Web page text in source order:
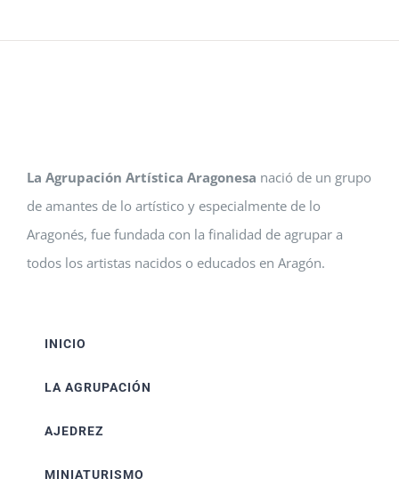
La Agrupación Artística Aragonesa nació de un grupo
de amantes de lo artístico y especialmente de lo
Aragonés, fue fundada con la finalidad de agrupar a
todos los artistas nacidos o educados en Aragón.
INICIO
LA AGRUPACIÓN
AJEDREZ
MINIATURISMO